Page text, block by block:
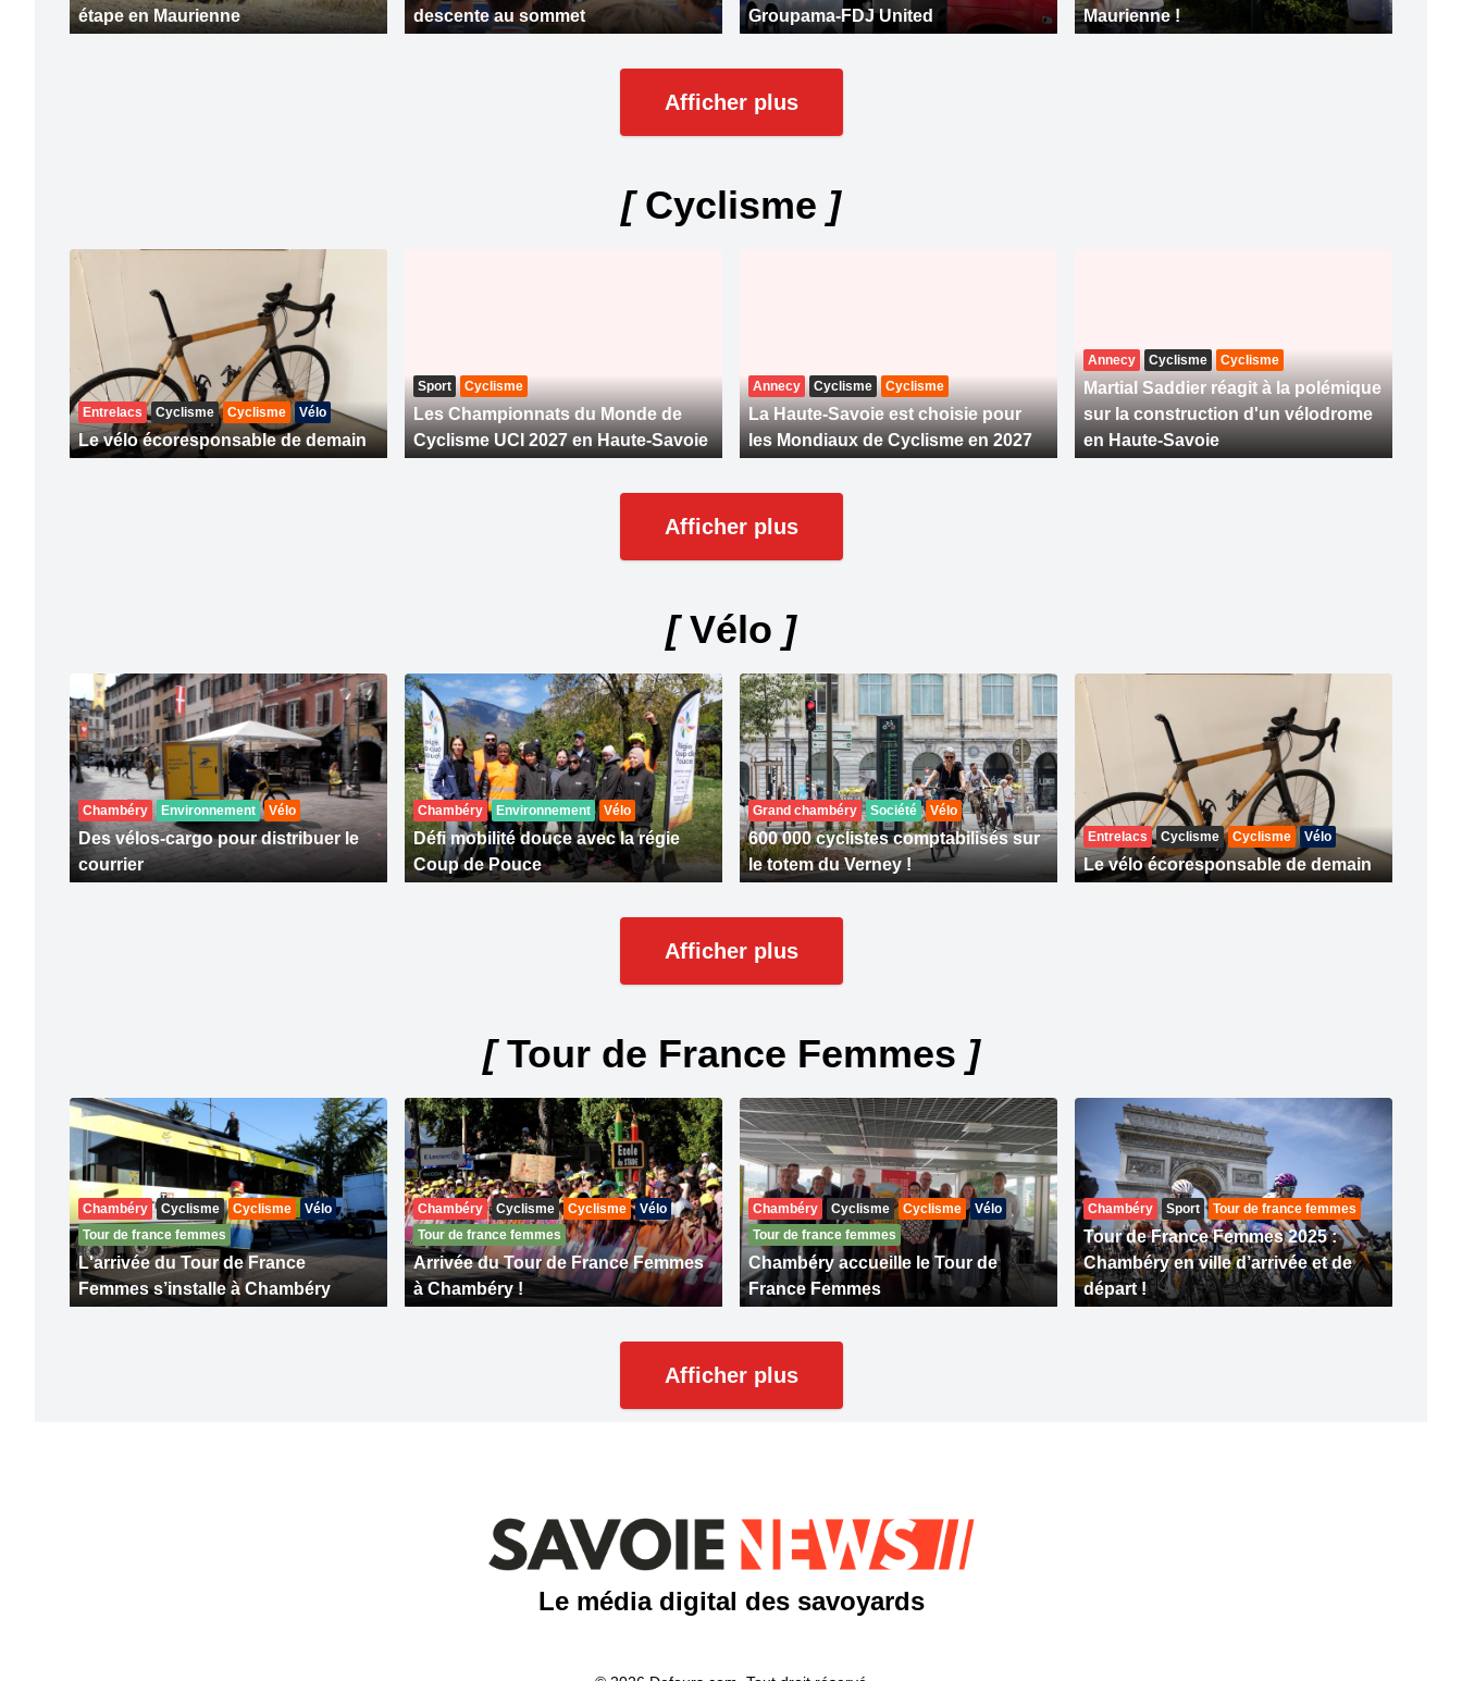
étape en Maurienne
descente au sommet
Groupama-FDJ United
Maurienne !
Afficher plus
[Cyclisme ]
Entrelacs Cyclisme Cyclisme Vélo
Le vélo écoresponsable de demain
Sport Cyclisme
Les Championnats du Monde de
Cyclisme UCI 2027 en Haute-Savoie
Annecy Cyclisme Cyclisme
La Haute-Savoie est choisie pour
les Mondiaux de Cyclisme en 2027
Annecy Cyclisme Cyclisme
Martial Saddier réagit à la polémique
sur la construction d'un vélodrome
en Haute-Savoie
Afficher plus
[Vélo ]
Chambéry Environnement Vélo
Des vélos-cargo pour distribuer le
courrier
Chambéry Environnement Vélo
Défi mobilité douce avec la régie
Coup de Pouce
Grand chambéry Société Vélo
600 000 cyclistes comptabilisés sur
le totem du Verney !
Entrelacs Cyclisme Cyclisme Vélo
Le vélo écoresponsable de demain
Afficher plus
[Tour de France Femmes ]
Chambéry Cyclisme Cyclisme
Vélo
Tour de france femmes
L'arrivée du Tour de France
Femmes s’installe à Chambéry
Chambéry Cyclisme Cyclisme
Vélo
Tour de france femmes
Arrivée du Tour de France Femmes
à Chambéry !
Chambéry Cyclisme Cyclisme
Vélo
Tour de france femmes
Chambéry accueille le Tour de
France Femmes
Chambéry Sport Tour de france femmes
Tour de France Femmes 2025 :
Chambéry en ville d’arrivée et de
départ !
Afficher plus
Le média digital des savoyards